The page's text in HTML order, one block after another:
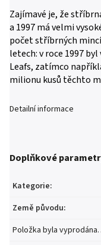
Zajímavé je, že
a 1997 má velmi
počet stříbrných mincí
letech: v roce 1997
Leafs, zatímco
milionu kusů těchto
Detailní informace
Doplňkové
Kategorie:
Země původu:
Položka byla